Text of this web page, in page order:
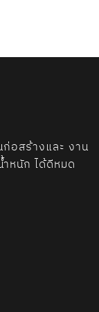
ก่อสร้างและ งาน
หนัก ได้ดีหมด